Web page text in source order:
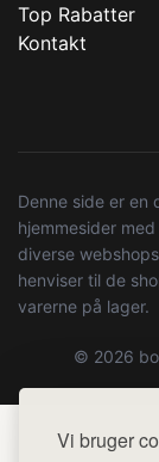
Vi bruger
Top Rabatter
Kontakt
Denne side er
hjemmesider
diverse
henviser til de
varerne på lager.
© 2026